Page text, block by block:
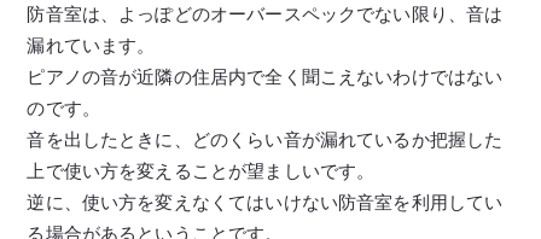
防音室は、よっぽどのオーバースペックでない限り、音は
漏れています。
ピアノの音が近隣の住居内で全く聞こえないわけではない
のです。
音を出したときに、どのくらい音が漏れているか把握した
上で使い方を変えることが望ましいです。
逆に、使い方を変えなくてはいけない防音室を利用してい
る場合があるということです。